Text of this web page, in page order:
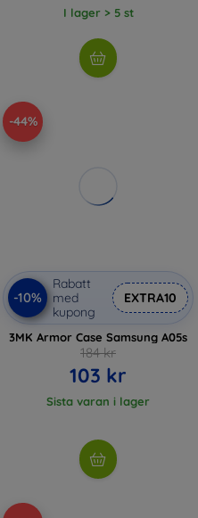
I lager > 5 st
-44%
-10%
Rabatt
med
kupong
EXTRA10
3MK Armor Case Samsung A05s
184 kr
103 kr
Sista varan i lager